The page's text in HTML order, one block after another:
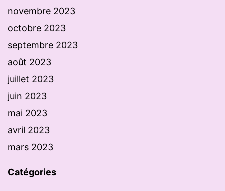
novembre 2023
octobre 2023
septembre 2023
août 2023
juillet 2023
juin 2023
mai 2023
avril 2023
mars 2023
Catégories